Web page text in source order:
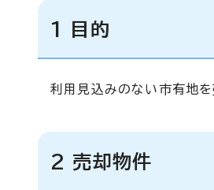
1 目的
利用見込みのない市有地を
2 売却物件